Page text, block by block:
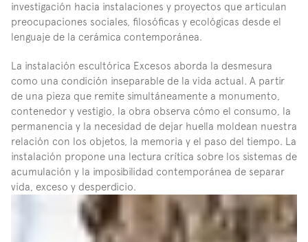
investigación hacia instalaciones y proyectos que articulan
preocupaciones sociales, filosóficas y ecológicas desde el
lenguaje de la cerámica contemporánea.
La instalación escultórica Excesos aborda la desmesura
como una condición inseparable de la vida actual. A partir
de una pieza que remite simultáneamente a monumento,
contenedor y vestigio, la obra observa cómo el consumo, la
permanencia y la necesidad de dejar huella moldean nuestra
relación con los objetos, la memoria y el paso del tiempo. La
instalación propone una lectura crítica sobre los sistemas de
acumulación y la imposibilidad contemporánea de separar
vida, exceso y desperdicio.